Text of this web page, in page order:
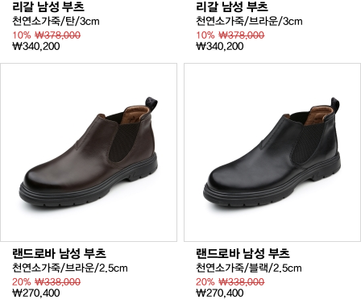
리갈 남성 부츠
천연소가죽/탄/3cm
10% ₩378,000
₩340,200
리갈 남성 부츠
천연소가죽/브라운/3cm
10%₩378,000
₩340,200
랜드로바 남성 부츠
천연소가죽/브라운/2.5cm
20% ₩338,000
₩270,400
랜드로바 남성 부츠
천연소가죽/블랙/2.5cm
20%₩338,000
₩270,400